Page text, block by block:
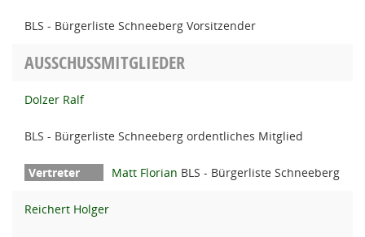
BLS - Bürgerliste Schneeberg Vorsitzender
AUSSCHUSSMITGLIEDER
Dolzer Ralf
BLS - Bürgerliste Schneeberg ordentliches Mitglied
Matt Florian BLS - Bürgerliste Schneeberg
Reichert Holger